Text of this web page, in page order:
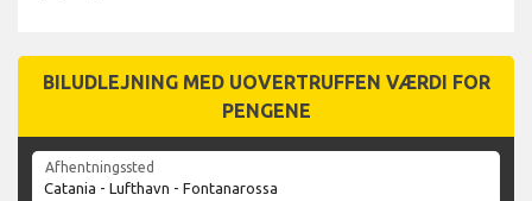
BILUDLEJNING MED UOVERTRUFFEN VÆRDI FOR
PENGENE
Afhentningssted